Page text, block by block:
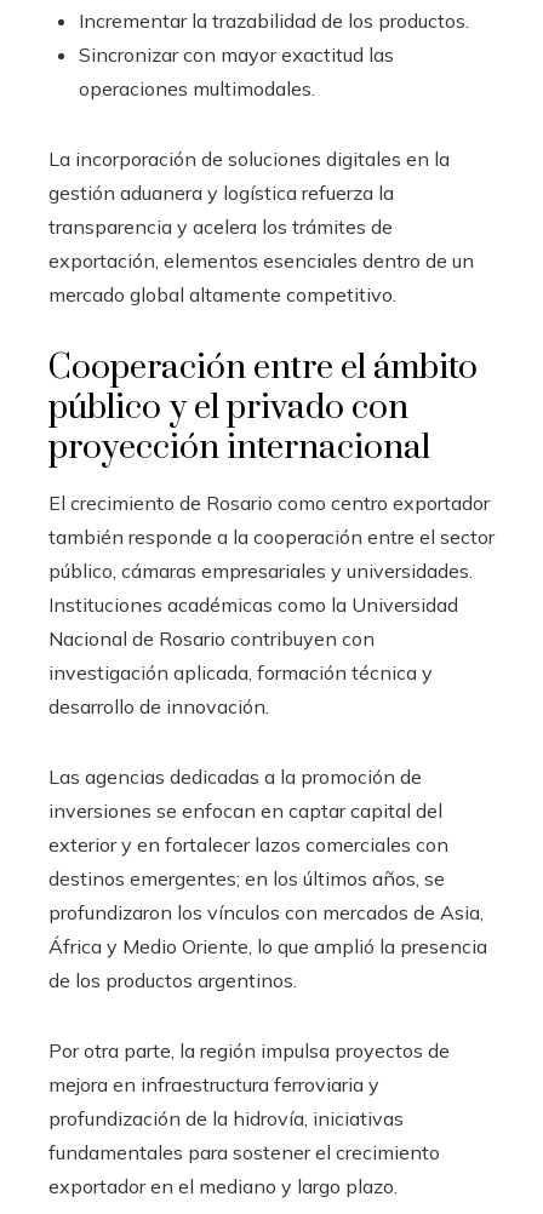
Incrementar la trazabilidad de los productos.
Sincronizar con mayor exactitud las
operaciones multimodales.
La incorporación de soluciones digitales en la
gestión aduanera y logística refuerza la
transparencia y acelera los trámites de
exportación, elementos esenciales dentro de un
mercado global altamente competitivo.
Cooperación entre el ámbito
público y el privado con
proyección internacional
El crecimiento de Rosario como centro exportador
también responde a la cooperación entre el sector
público, cámaras empresariales y universidades.
Instituciones académicas como la Universidad
Nacional de Rosario contribuyen con
investigación aplicada, formación técnica y
desarrollo de innovación.
Las agencias dedicadas a la promoción de
inversiones se enfocan en captar capital del
exterior y en fortalecer lazos comerciales con
destinos emergentes; en los últimos años, se
profundizaron los vínculos con mercados de Asia,
África y Medio Oriente, lo que amplió la presencia
de los productos argentinos.
Por otra parte, la región impulsa proyectos de
mejora en infraestructura ferroviaria y
profundización de la hidrovía, iniciativas
fundamentales para sostener el crecimiento
exportador en el mediano y largo plazo.